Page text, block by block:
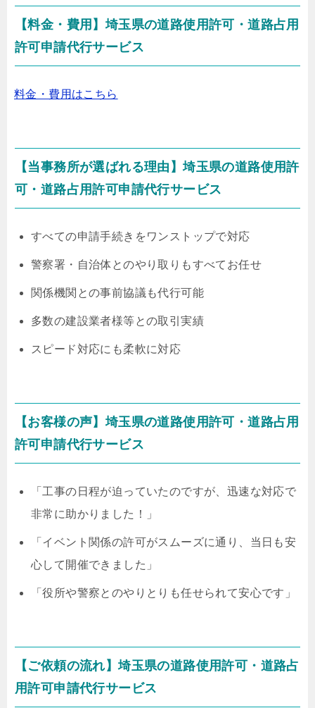
【料金・費用】埼玉県の道路使用許可・道路占用
許可申請代行サービス
料金・費用はこちら
【当事務所が選ばれる理由】埼玉県の道路使用許
可・道路占用許可申請代行サービス
すべての申請手続きをワンストップで対応
警察署・自治体とのやり取りもすべてお任せ
関係機関との事前協議も代行可能
多数の建設業者様等との取引実績
スピード対応にも柔軟に対応
【お客様の声】埼玉県の道路使用許可・道路占用
許可申請代行サービス
「工事の日程が迫っていたのですが、迅速な対応で
非常に助かりました！」
「イベント関係の許可がスムーズに通り、当日も安
心して開催できました」
「役所や警察とのやりとりも任せられて安心です」
【ご依頼の流れ】埼玉県の道路使用許可・道路占
用許可申請代行サービス